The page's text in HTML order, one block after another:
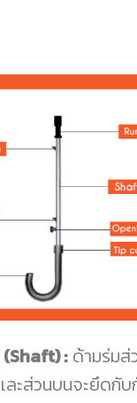
(Shaft) : ด้ามร่มส่
ละส่วนบนจะยึดกั